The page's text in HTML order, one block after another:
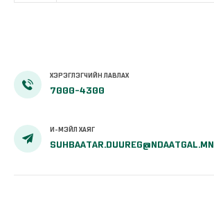
ХЭРЭГЛЭГЧИЙН ЛАВЛАХ
7000-4300
И-МЭЙЛ ХАЯГ
SUHBAATAR.DUUREG@NDAATGAL.MN